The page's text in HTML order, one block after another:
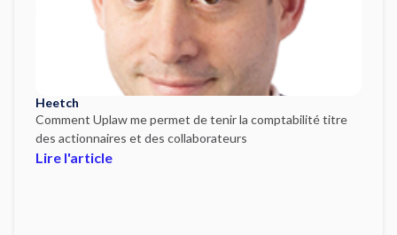
Heetch
Comment Uplaw me permet de tenir la comptabilité titre
des actionnaires et des collaborateurs
Lire l'article